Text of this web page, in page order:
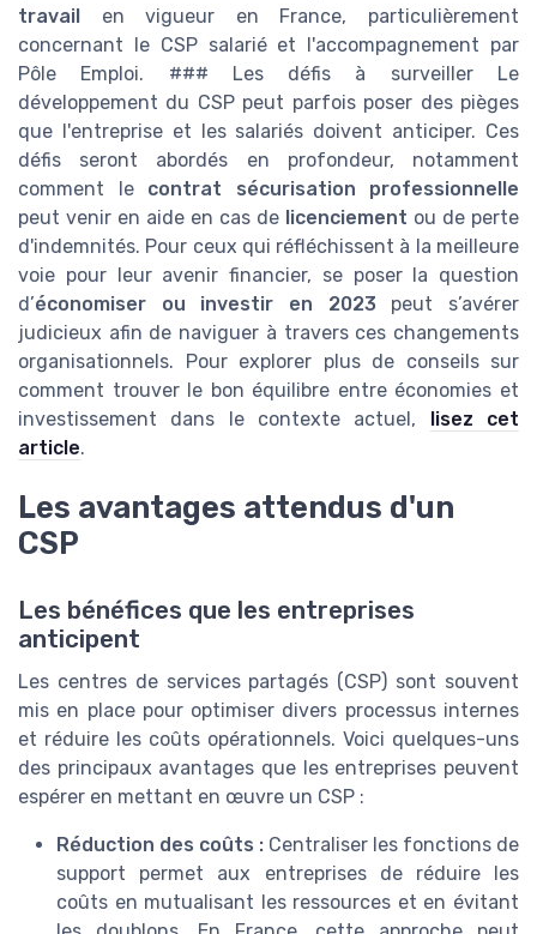
travail en vigueur en France, particulièrement
concernant le CSP salarié et l'accompagnement par
Pôle Emploi. ### Les défis à surveiller Le
développement du CSP peut parfois poser des pièges
que l'entreprise et les salariés doivent anticiper. Ces
défis seront abordés en profondeur, notamment
comment le contrat sécurisation professionnelle
peut venir en aide en cas de licenciement ou de perte
d'indemnités. Pour ceux qui réfléchissent à la meilleure
voie pour leur avenir financier, se poser la question
d’économiser ou investir en 2023 peut s’avérer
judicieux afin de naviguer à travers ces changements
organisationnels. Pour explorer plus de conseils sur
comment trouver le bon équilibre entre économies et
investissement dans le contexte actuel, lisez cet
article.
Les avantages attendus d'un
CSP
Les bénéfices que les entreprises
anticipent
Les centres de services partagés (CSP) sont souvent
mis en place pour optimiser divers processus internes
et réduire les coûts opérationnels. Voici quelques-uns
des principaux avantages que les entreprises peuvent
espérer en mettant en œuvre un CSP :
Réduction des coûts : Centraliser les fonctions de
support permet aux entreprises de réduire les
coûts en mutualisant les ressources et en évitant